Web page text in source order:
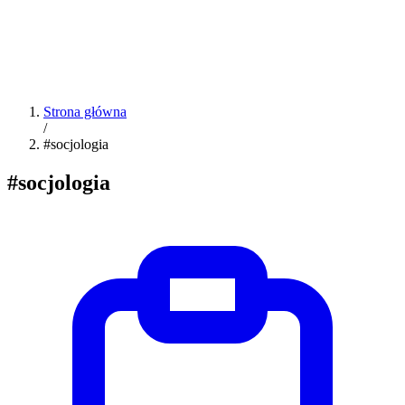
Strona główna
/
#socjologia
#socjologia